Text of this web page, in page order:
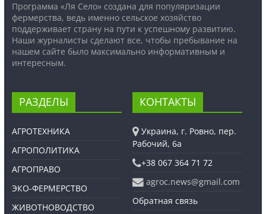
Программа «Ля Село» создана для популяризации
фермерства, ведь именно сельское хозяйство
поддерживает страну на пути к успешному развитию.
Наши журналисты сделают все, чтобы пребывание на
нашем сайте было максимально информативным и
интересным.
РАЗДЕЛЫ
АГРОТЕХНИКА
АГРОПОЛИТИКА
АГРОПРАВО
ЭКО-ФЕРМЕРСТВО
ЖИВОТНОВОДСТВО
КОНТАКТЫ
Украина, г. Ровно, пер.
Рабочий, 6а
+38 067 364 71 72
agroc.news@gmail.com
Обратная связь